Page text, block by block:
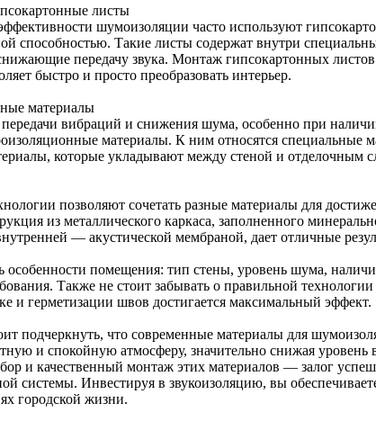
листы
шумоизоляции часто используют
способностью. Такие листы содержат внутри
передачу звука. Монтаж гипсокартонных
быстро и просто преобразовать интерьер.
материалы
вибраций и снижения шума, особенно при
материалы. К ним относятся специальные
которые укладывают между стеной и отделочным
позволяют сочетать разные материалы для
из металлического каркаса, заполненного
— акустической мембраной, дает отличные
особенности помещения: тип стены, уровень шума,
Также не стоит забывать о правильной
и герметизации швов достигается максимальный эффект.
подчеркнуть, что современные материалы для
и спокойную атмосферу, значительно снижая
и качественный монтаж этих материалов — залог
системы. Инвестируя в звукоизоляцию, вы
городской жизни.